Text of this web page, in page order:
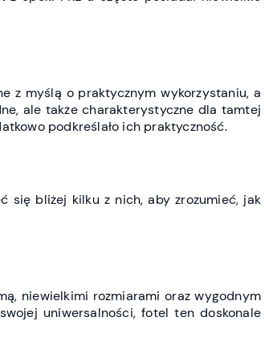
z myślą o praktycznym wykorzystaniu, a
ale także charakterystyczne dla tamtej
podkreślało ich praktyczność.
się bliżej kilku z nich, aby zrozumieć, jak
niewielkimi rozmiarami oraz wygodnym
uniwersalności, fotel ten doskonale